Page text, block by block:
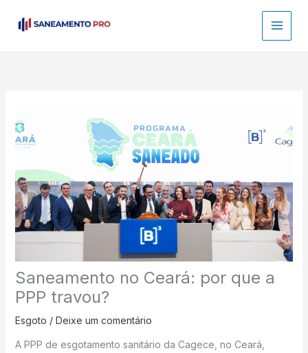
para
Saneamento no Ceará: por que a
PPP travou?
Esgoto / Deixe um comentário
A PPP de esgotamento sanitário da Cagece, no Ceará,